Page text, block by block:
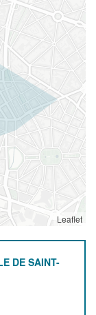
Leaflet
DE SAINT-